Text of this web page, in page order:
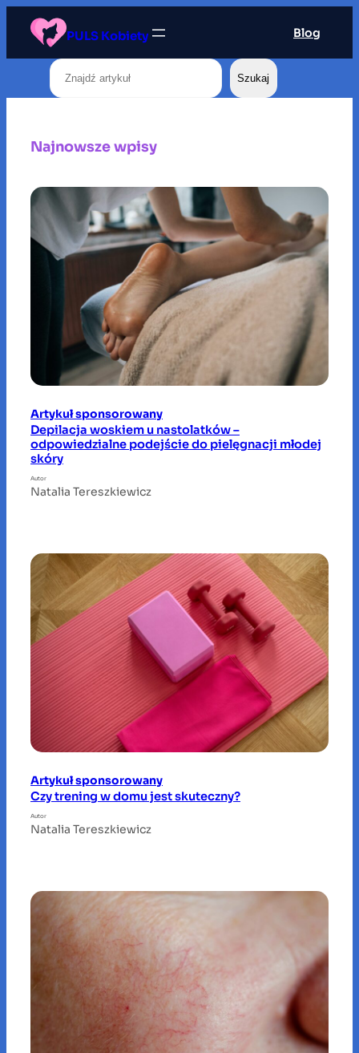
Przejdź
treści
PULS Kobiety Blog
Szukaj
Najnowsze wpisy
Artykuł sponsorowany
Depilacja woskiem u nastolatków –
odpowiedzialne podejście do pielęgnacji młodej
skóry
Autor
Natalia Tereszkiewicz
Artykuł sponsorowany
Czy trening w domu jest skuteczny?
Autor
Natalia Tereszkiewicz